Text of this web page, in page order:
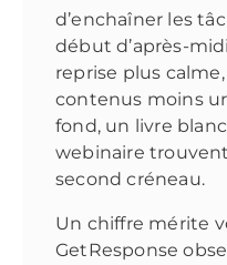
d’enchaîner les
début d’après-
reprise plus
contenus moins
fond, un livre
webinaire
second créneau.
Un chiffre mérite
GetResponse